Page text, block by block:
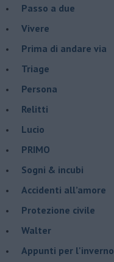
Passo a due
Vivere
Prima di andare via
Triage
Persona
Relitti
Lucio
PRIMO
Sogni & incubi
Accidenti all’amore
Protezione civile
Walter
Appunti per l'inverno